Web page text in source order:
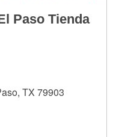
Paso Tienda
TX 79903